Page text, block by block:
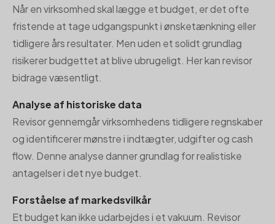
Når en virksomhed skal lægge et budget, er det ofte
fristende at tage udgangspunkt i ønsketænkning eller
tidligere års resultater. Men uden et solidt grundlag
risikerer budgettet at blive ubrugeligt. Her kan revisor
bidrage væsentligt.
Analyse af historiske data
Revisor gennemgår virksomhedens tidligere regnskaber
og identificerer mønstre i indtægter, udgifter og cash
flow. Denne analyse danner grundlag for realistiske
antagelser i det nye budget.
Forståelse af markedsvilkår
Et budget kan ikke udarbejdes i et vakuum. Revisor